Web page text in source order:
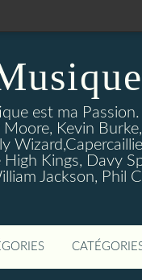
est ma
Kevin
High Kings, Davy
Jackson, Phil